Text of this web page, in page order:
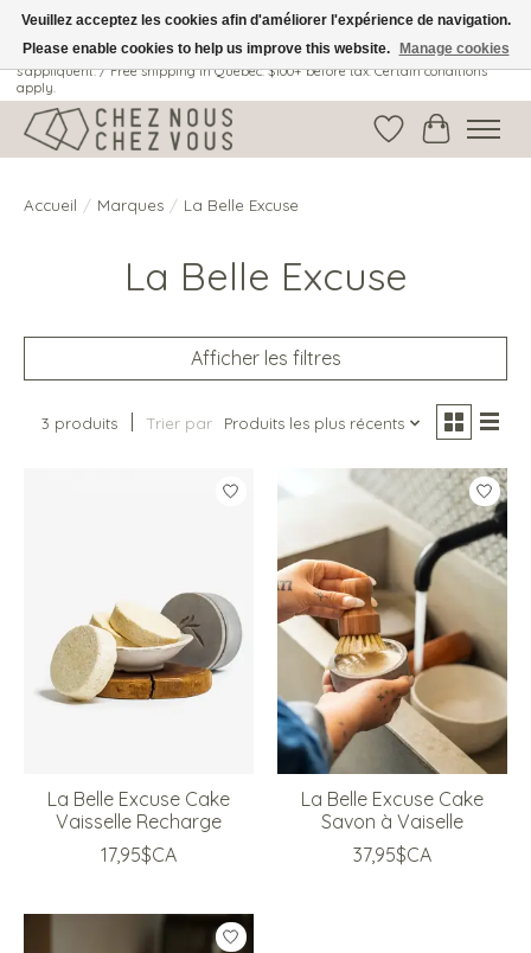
Livraison gratuite au Québec: 100$ + avant taxes. Certaines conditions
s'appliquent. / Free shipping in Quebec: $100+ before tax. Certain conditions
apply.
Liste dePanier
Accueil / Marques / La Belle Excuse
La Belle Excuse
Afficher les filtres
3 produits Trier par Produits les plus récents
La Belle Excuse Cake
Vaisselle Recharge
17,95$CA
La Belle Excuse Cake
Savon à Vaiselle
37,95$CA
Veuillez acceptez les cookies afin d'améliorer l'expérience de navigation.
Please enable cookies to help us improve this website.
Manage cookies